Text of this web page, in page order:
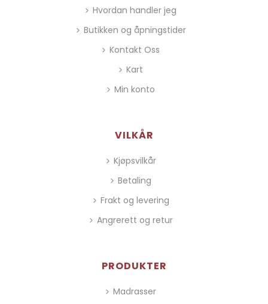
Hvordan handler jeg
Butikken og åpningstider
Kontakt Oss
Kart
Min konto
VILKÅR
Kjøpsvilkår
Betaling
Frakt og levering
Angrerett og retur
PRODUKTER
Madrasser